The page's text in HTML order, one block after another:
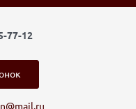
77-12